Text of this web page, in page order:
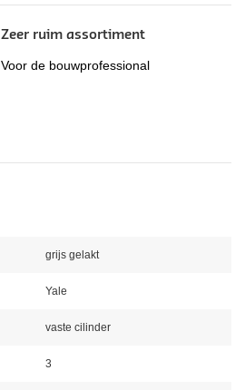
Zeer ruim assortiment
Voor de bouwprofessional
grijs gelakt
Yale
vaste cilinder
3